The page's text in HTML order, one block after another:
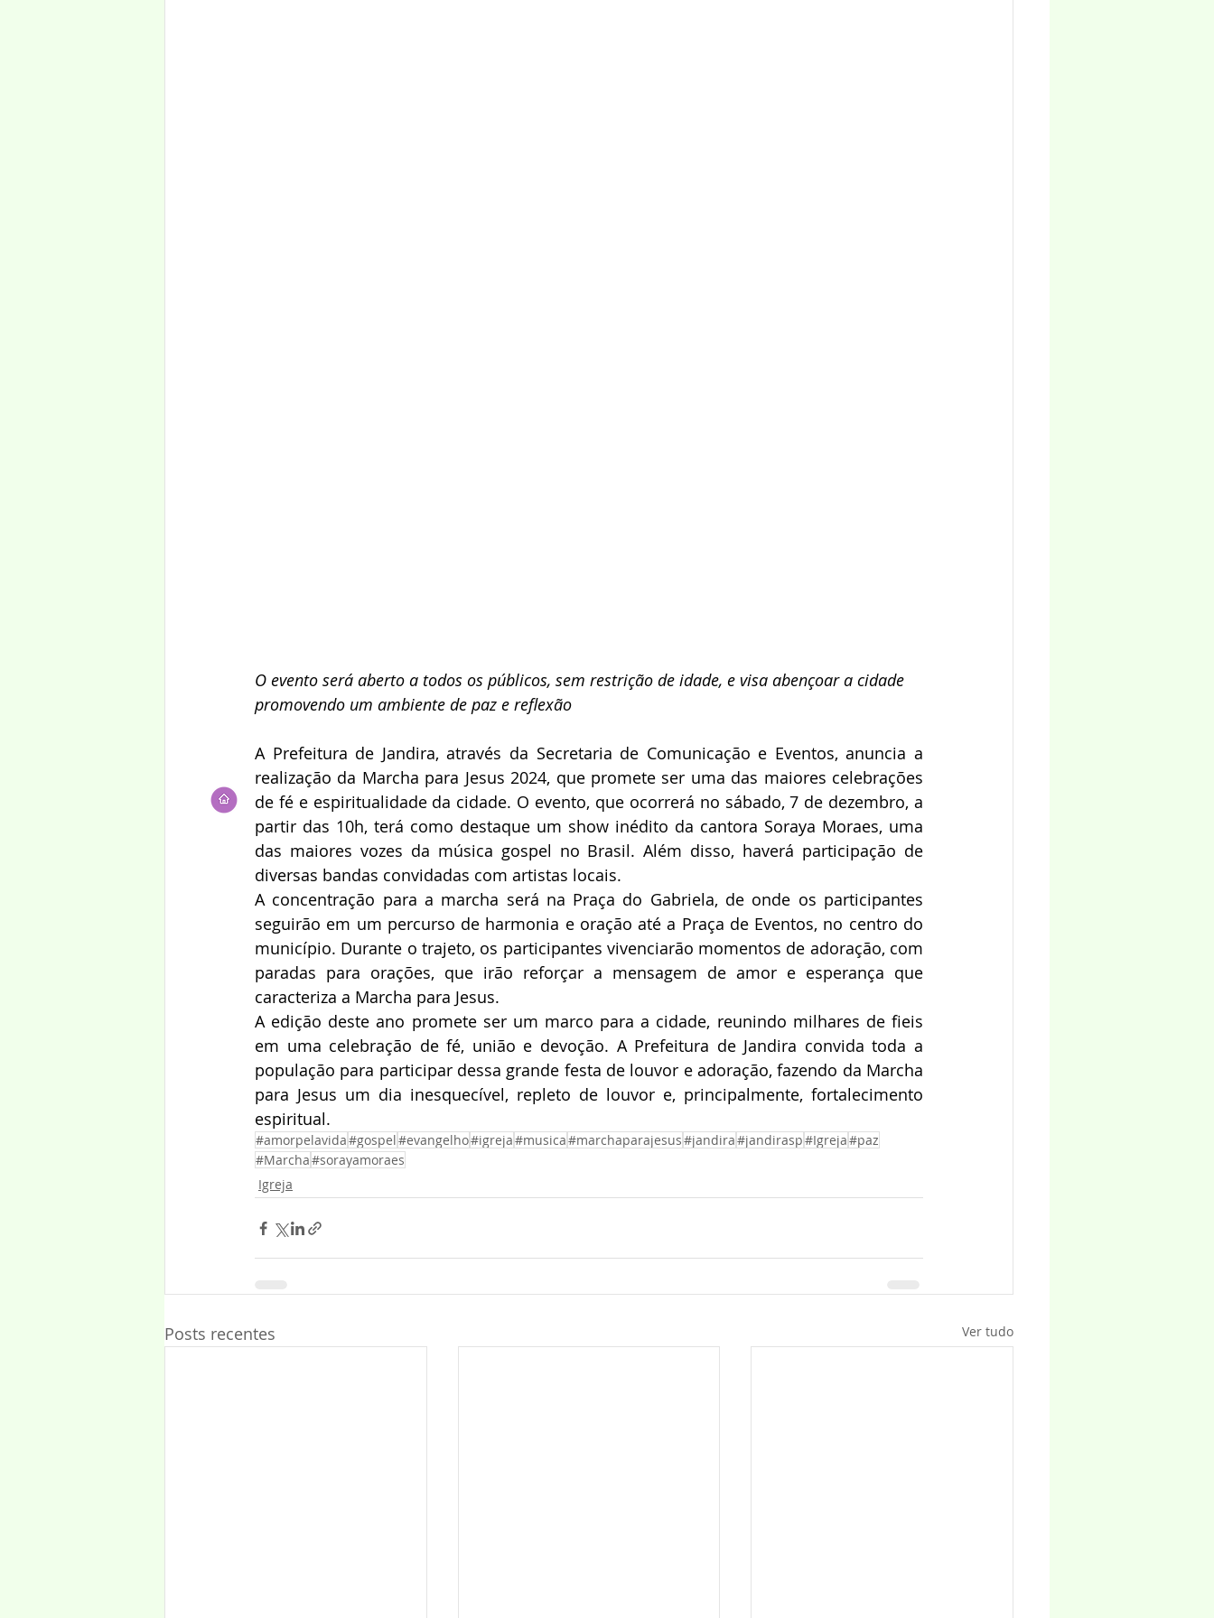
O evento será aberto a todos os públicos, sem restrição de idade, e visa abençoar a cidade
promovendo um ambiente de paz e reflexão
A Prefeitura de Jandira, através da Secretaria de Comunicação e Eventos, anuncia a
realização da Marcha para Jesus 2024, que promete ser uma das maiores celebrações
de fé e espiritualidade da cidade. O evento, que ocorrerá no sábado, 7 de dezembro, a
partir das 10h, terá como destaque um show inédito da cantora Soraya Moraes, uma
das maiores vozes da música gospel no Brasil. Além disso, haverá participação de
diversas bandas convidadas com artistas locais.
A concentração para a marcha será na Praça do Gabriela, de onde os participantes
seguirão em um percurso de harmonia e oração até a Praça de Eventos, no centro do
município. Durante o trajeto, os participantes vivenciarão momentos de adoração, com
paradas para orações, que irão reforçar a mensagem de amor e esperança que
caracteriza a Marcha para Jesus.
A edição deste ano promete ser um marco para a cidade, reunindo milhares de fieis
em uma celebração de fé, união e devoção. A Prefeitura de Jandira convida toda a
população para participar dessa grande festa de louvor e adoração, fazendo da Marcha
para Jesus um dia inesquecível, repleto de louvor e, principalmente, fortalecimento
espiritual.
#amorpelavida#gospel#evangelho#igreja#musica#marchaparajesus#jandira#jandirasp#Igreja#paz
#Marcha#sorayamoraes
Igreja
Posts recentes Ver tudo